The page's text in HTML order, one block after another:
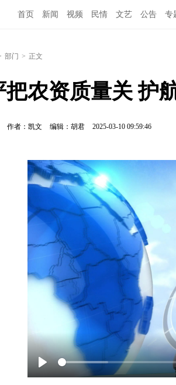
首页 新闻 视频 民情 文艺 公告 专
部门 > 正文
把农资质量关 护
作者：凯文 编辑：胡君 2025-03-10 09:59:46
Play